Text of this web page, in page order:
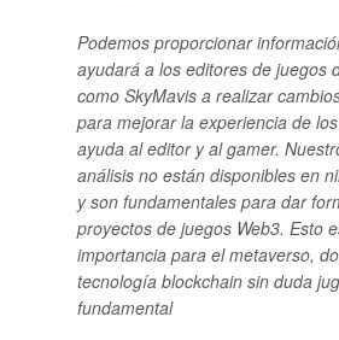
Podemos proporcionar
ayudará a los editores de juegos
como SkyMavis a realizar
para mejorar la experiencia de
ayuda al editor y al gamer.
análisis no están disponibles en
y son fundamentales para dar
proyectos de juegos Web3. Esto
importancia para el metaverso,
tecnología blockchain sin duda
fundamental